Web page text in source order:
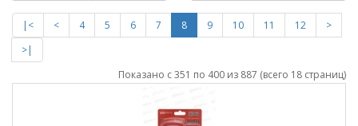
|< < 4 5 6 7 8 9 10 11 12
>
>|
Показано с 351 по 400 из 887 (всего 18 страниц)